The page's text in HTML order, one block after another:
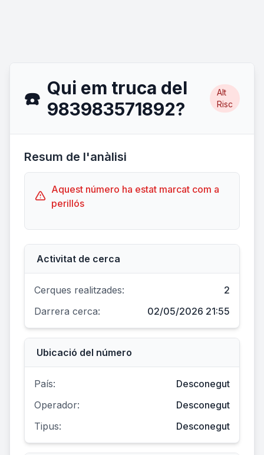
☎️ Qui em truca del
983983571892?
Alt
Risc
Resum de l'anàlisi
Aquest número ha estat marcat com a
perillós
Activitat de cerca
Cerques realitzades:
2
Darrera cerca:
02/05/2026 21:55
Ubicació del número
País:
Desconegut
Operador:
Desconegut
Tipus:
Desconegut